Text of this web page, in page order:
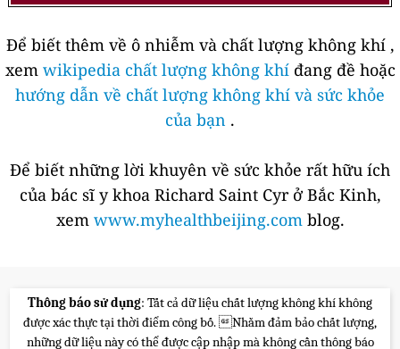
Để biết thêm về ô nhiễm và chất lượng không khí ,
xem wikipedia chất lượng không khíđang đề hoặc
hướng dẫn về chất lượng không khí và sức khỏe
của bạn .
Để biết những lời khuyên về sức khỏe rất hữu ích
của bác sĩ y khoa Richard Saint Cyr ở Bắc Kinh,
xem www.myhealthbeijing.com blog.
Thông báo sử dụng: Tất cả dữ liệu chất lượng không khí không
được xác thực tại thời điểm công bố. Nhằm đảm bảo chất lượng,
những dữ liệu này có thể được cập nhập mà không cần thông báo